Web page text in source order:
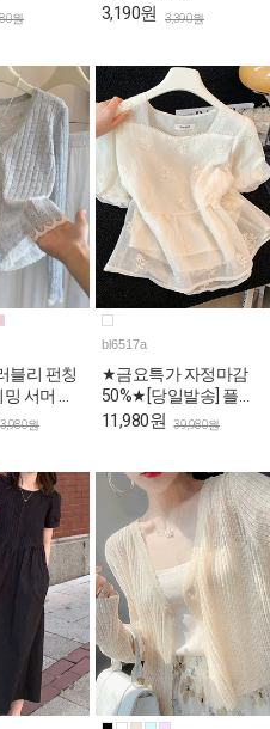
원 3,190원 3,390원
블리 펀칭
서머 가
원
bl6517a
★금요특가 자정마감
50%★[당일발송] 플라
워 자수 스퀘어 퍼프 페
11,980원 39,980원